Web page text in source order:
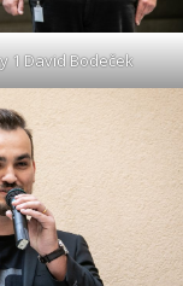
1 David Bodeček